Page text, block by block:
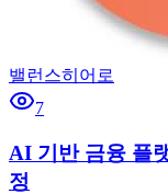
밸런스히어로
7
AI 기반 금융 플
정